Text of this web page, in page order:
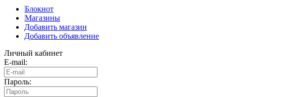
Блокнот
Магазины
Добавить магазин
Добавить объявление
Личный кабинет
E-mail:
Пароль: